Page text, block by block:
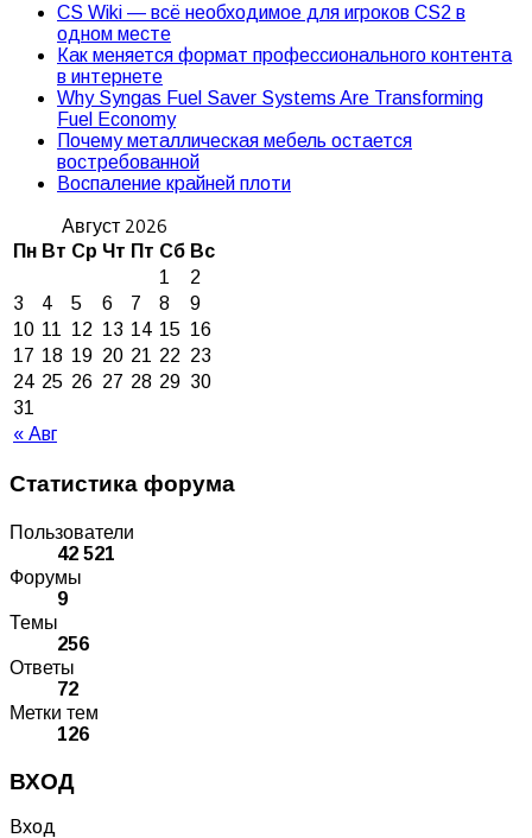
CS Wiki — всё необходимое для игроков CS2 в
одном месте
Как меняется формат профессионального контента
в интернете
Why Syngas Fuel Saver Systems Are Transforming
Fuel Economy
Почему металлическая мебель остается
востребованной
Воспаление крайней плоти
Август 2026
Пн Вт Ср Чт Пт Сб Вс
« Авг
1
2
3
4 5 6 7 8
9
10 11 12 13 14 15 16
17 18 19 20 21 22 23
24 25 26 27 28 29 30
31
Статистика форума
Пользователи
42 521
Форумы
9
Темы
256
Ответы
72
Метки тем
126
ВХОД
Вход